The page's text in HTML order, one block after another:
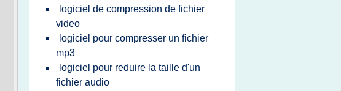
logiciel de compression de fichier
video
logiciel pour compresser un fichier
mp3
logiciel pour reduire la taille d'un
fichier audio